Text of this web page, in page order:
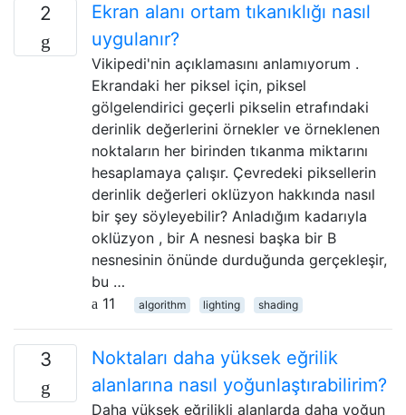
2
Ekran alanı ortam tıkanıklığı nasıl
uygulanır?
Vikipedi'nin açıklamasını anlamıyorum .
Ekrandaki her piksel için, piksel
gölgelendirici geçerli pikselin etrafındaki
derinlik değerlerini örnekler ve örneklenen
noktaların her birinden tıkanma miktarını
hesaplamaya çalışır. Çevredeki piksellerin
derinlik değerleri oklüzyon hakkında nasıl
bir şey söyleyebilir? Anladığım kadarıyla
oklüzyon , bir A nesnesi başka bir B
nesnesinin önünde durduğunda gerçekleşir,
bu …
11
algorithm lighting shading
3
Noktaları daha yüksek eğrilik
alanlarına nasıl yoğunlaştırabilirim?
Daha yüksek eğrilikli alanlarda daha yoğun